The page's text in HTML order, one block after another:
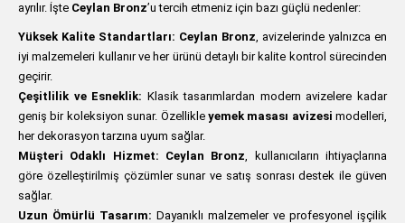
ayrılır. İşte Ceylan Bronz’u tercih etmeniz için bazı güçlü nedenler:
Yüksek Kalite Standartları: Ceylan Bronz, avizelerinde yalnızca en
iyi malzemeleri kullanır ve her ürünü detaylı bir kalite kontrol sürecinden
geçirir.
Çeşitlilik ve Esneklik: Klasik tasarımlardan modern avizelere kadar
geniş bir koleksiyon sunar. Özellikle yemek masası avizesi modelleri,
her dekorasyon tarzına uyum sağlar.
Müşteri Odaklı Hizmet: Ceylan Bronz, kullanıcıların ihtiyaçlarına
göre özelleştirilmiş çözümler sunar ve satış sonrası destek ile güven
sağlar.
Uzun Ömürlü Tasarım: Dayanıklı malzemeler ve profesyonel işçilik